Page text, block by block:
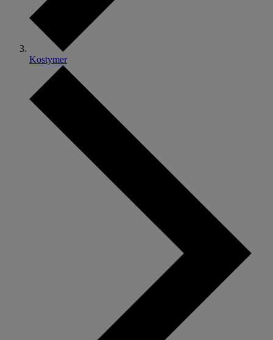
Kostymer